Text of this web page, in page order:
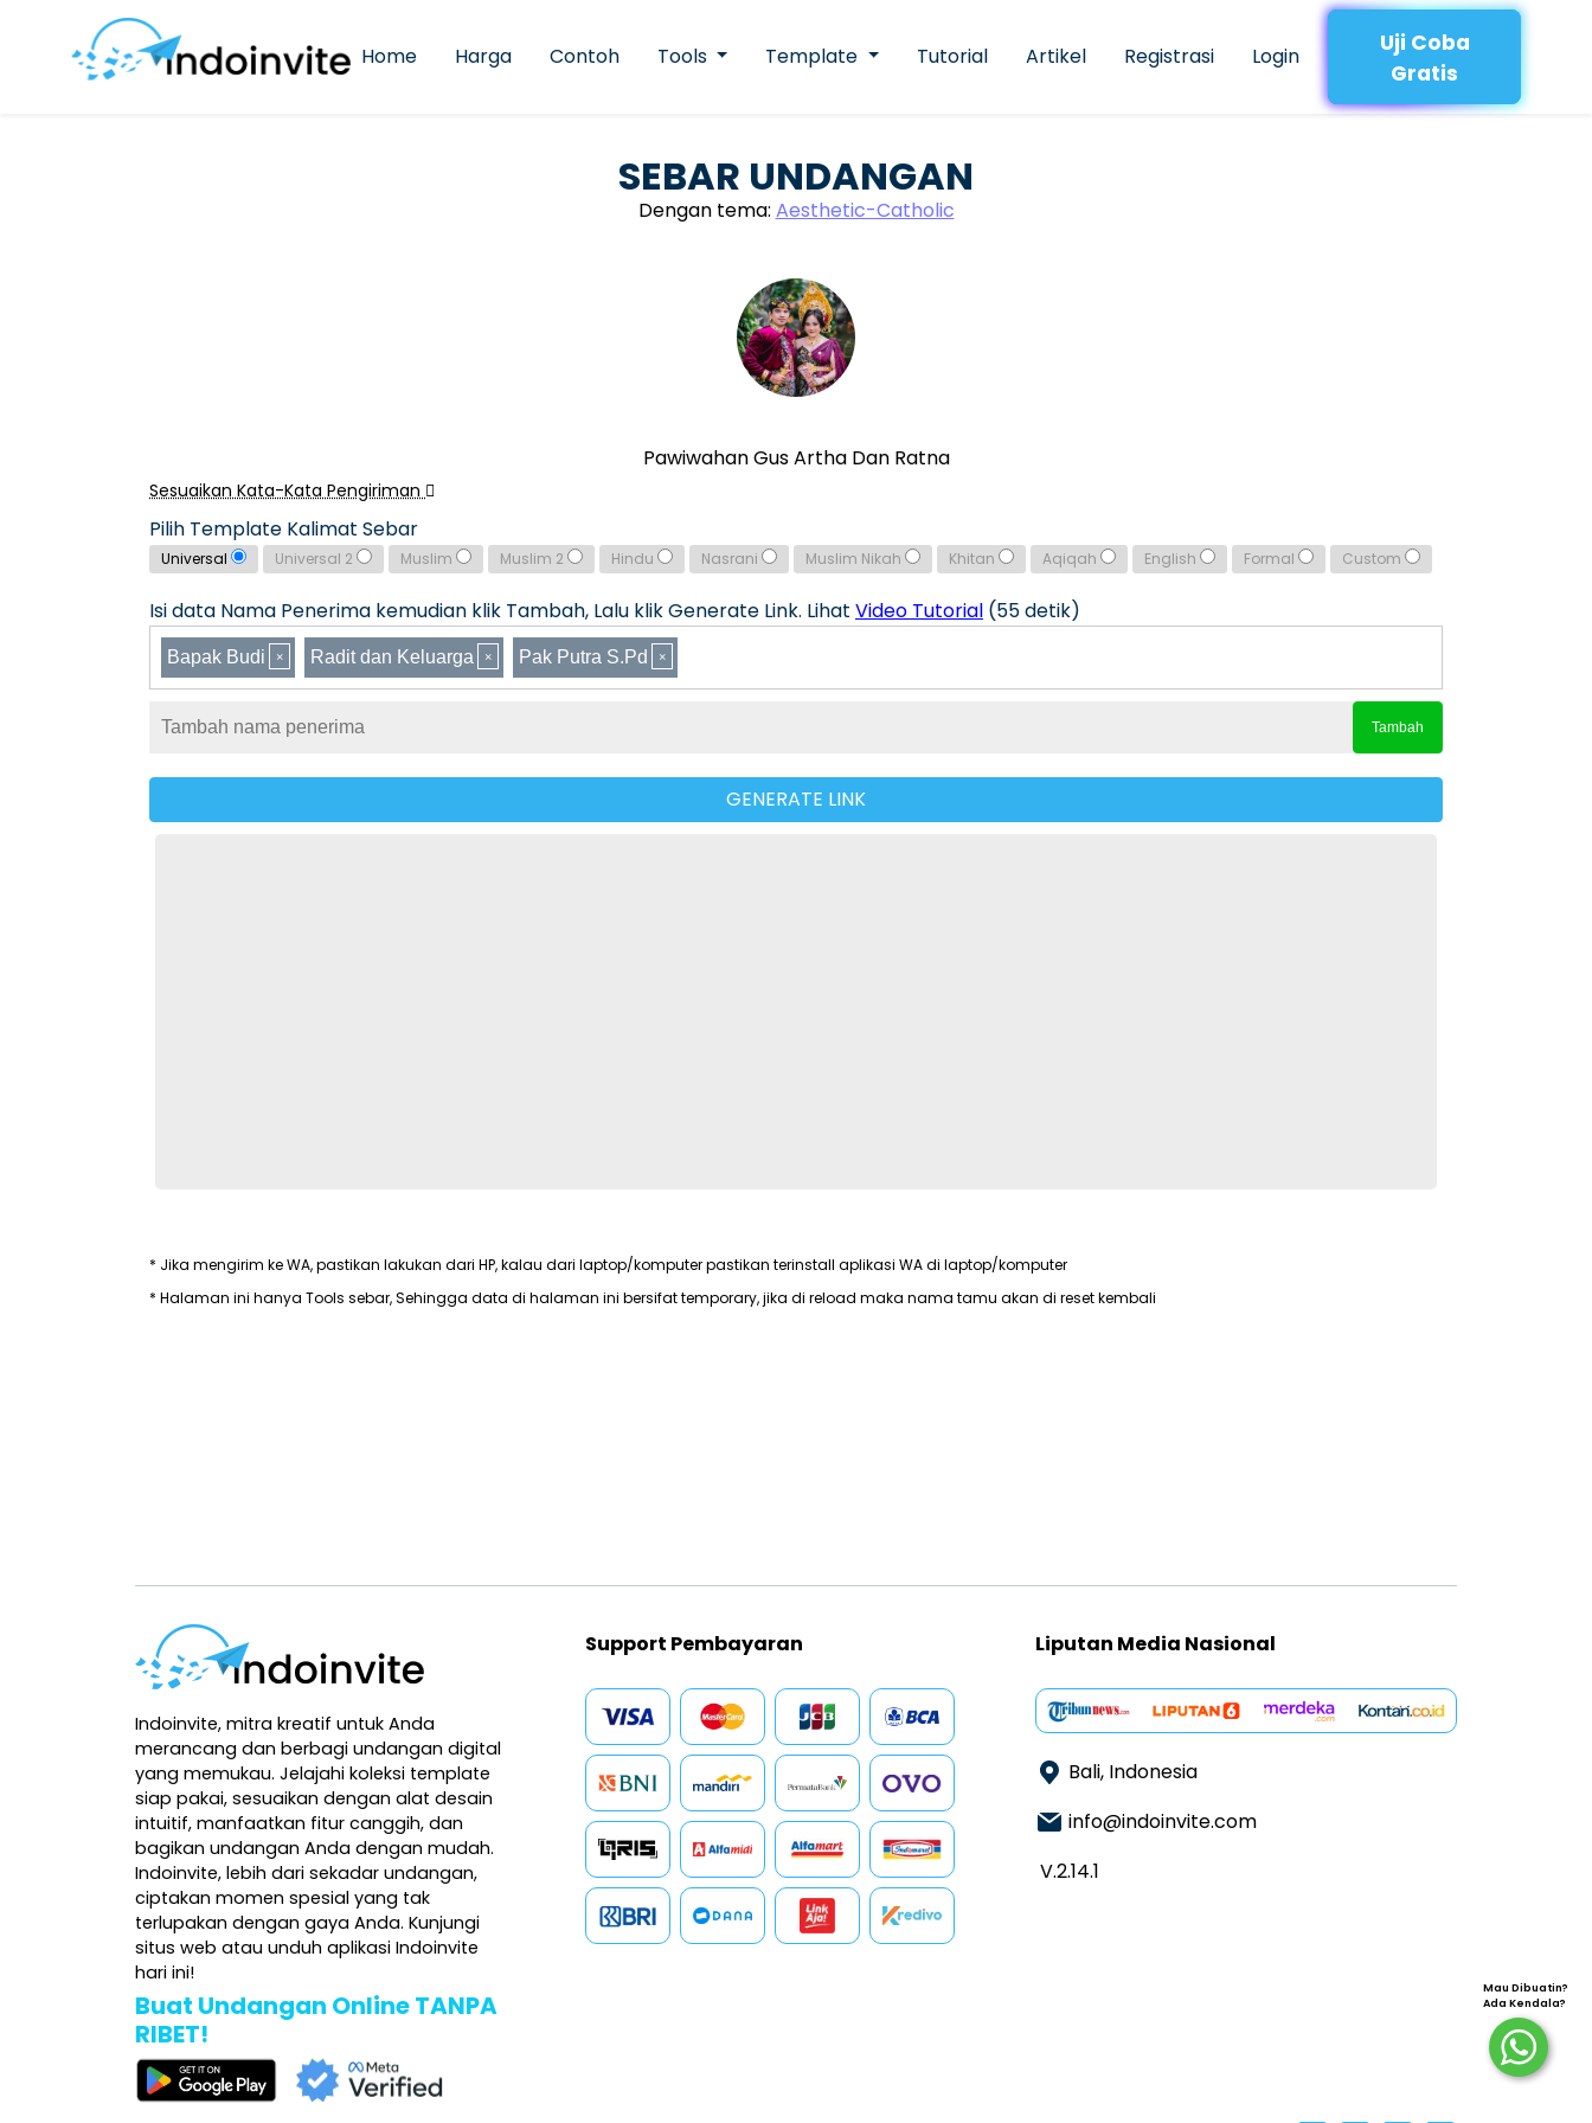
Home Harga Contoh Tools Template Tutorial Artikel Registrasi Login
Uji Coba
Gratis
SEBAR UNDANGAN
Dengan tema: Aesthetic-Catholic
Pawiwahan Gus Artha Dan Ratna
Sesuaikan Kata-Kata Pengiriman
Pilih Template Kalimat Sebar
Universal Universal 2 Muslim Muslim 2 Hindu Nasrani Muslim Nikah Khitan Aqiqah English Formal Custom
Isi data Nama Penerima kemudian klik Tambah, Lalu klik Generate Link. Lihat Video Tutorial (55 detik)
Bapak Budi Radit dan Keluarga Pak Putra S.Pd
Tambah
GENERATE LINK
* Jika mengirim ke WA, pastikan lakukan dari HP, kalau dari laptop/komputer pastikan terinstall aplikasi WA di laptop/komputer
* Halaman ini hanya Tools sebar, Sehingga data di halaman ini bersifat temporary, jika di reload maka nama tamu akan di reset kembali
Indoinvite, mitra kreatif untuk Anda
merancang dan berbagi undangan digital
yang memukau. Jelajahi koleksi template
siap pakai, sesuaikan dengan alat desain
intuitif, manfaatkan fitur canggih, dan
bagikan undangan Anda dengan mudah.
Indoinvite, lebih dari sekadar undangan,
ciptakan momen spesial yang tak
terlupakan dengan gaya Anda. Kunjungi
situs web atau unduh aplikasi Indoinvite
hari ini!
Buat Undangan Online TANPA
RIBET!
Support Pembayaran Liputan Media Nasional
Bali, Indonesia
info@indoinvite.com
V.2.14.1
Mau Dibuatin?
Ada Kendala?